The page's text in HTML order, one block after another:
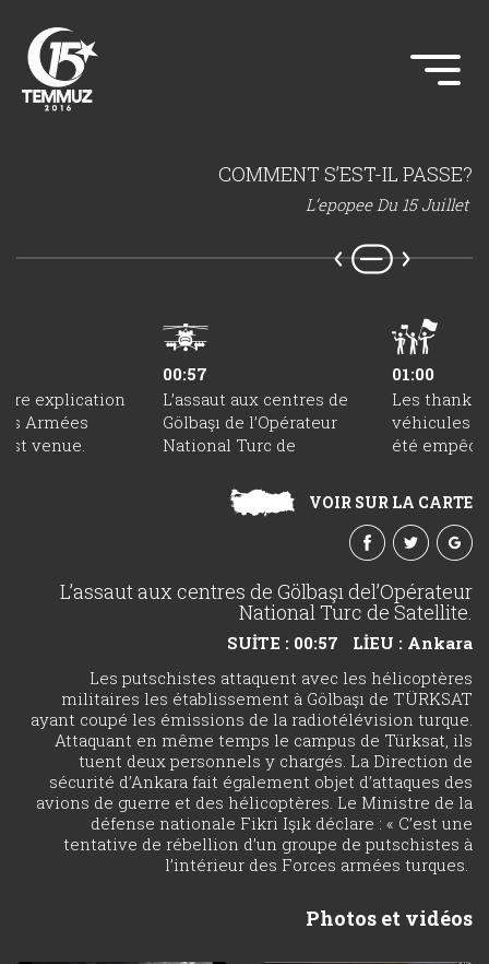
COMMENT S’EST-IL PASSE?
L’epopee Du 15 Juillet
explication
Armées
venue.
00:57
L’assaut aux centres de
Gölbaşı de l’Opérateur
National Turc de
01:00
Les thanks
véhicules
été
VOIR SUR LA CARTE
L’assaut aux centres de Gölbaşı del’Opérateur
National Turc de Satellite.
SUİTE : 00:57
LİEU : Ankara
Les putschistes attaquent avec les hélicoptères
militaires les établissement à Gölbaşı de TÜRKSAT
ayant coupé les émissions de la radiotélévision turque.
Attaquant en même temps le campus de Türksat, ils
tuent deux personnels y chargés. La Direction de
sécurité d’Ankara fait également objet d’attaques des
avions de guerre et des hélicoptères. Le Ministre de la
défense nationale Fikri Işık déclare : « C’est une
tentative de rébellion d’un groupe de putschistes à
l’intérieur des Forces armées turques.
Photos et vidéos